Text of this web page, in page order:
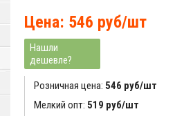
Цена: 546 руб/шт
Нашли
дешевле?
Розничная цена: 546 руб/шт
Мелкий опт: 519 руб/шт